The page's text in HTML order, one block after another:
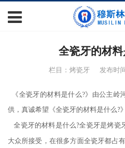
全瓷牙的材
栏目：烤瓷牙 发布时
《全瓷牙的材料是什么?》由公主岭
供，真诚希望《全瓷牙的材料是什么 ?
全瓷牙的材料是什么 ?全瓷牙是烤瓷
大众所接受，在很多方面全瓷牙都占